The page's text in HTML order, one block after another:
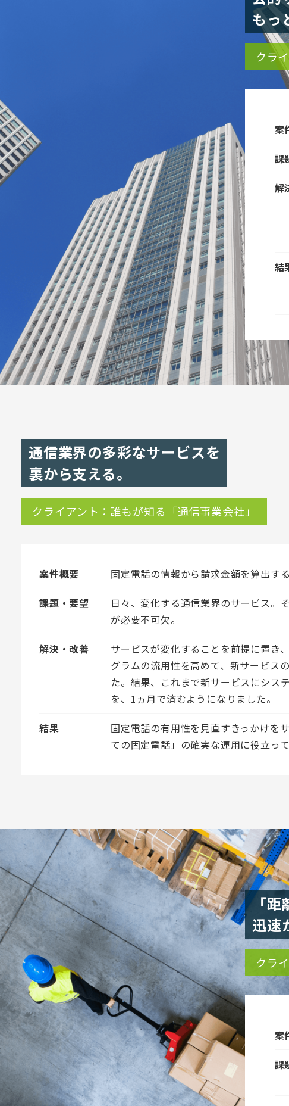
もっ
クラ
案
課
解
結
通信業界の多彩なサービスを
裏から支える。
クライアント：誰もが知る「通信事業会社」
案件概要 固定電話の情報から請求金額を算出す
課題・要望
日々、変化する通信業界のサービス。
が必要不可欠。
解決・改善
サービスが変化することを前提に置き
グラムの流用性を高めて、新サービス
た。結果、これまで新サービスにシス
を、1ヵ月で済むようになりました。
結果
固定電話の有用性を見直すきっかけを
ての固定電話」の確実な運用に役立って
「距
迅速
クラ
案
課